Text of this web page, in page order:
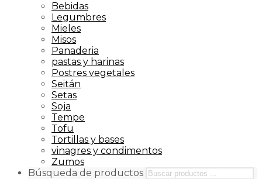
Bebidas
Legumbres
Mieles
Misos
Panaderia
pastas y harinas
Postres vegetales
Seitán
Setas
Soja
Tempe
Tofu
Tortillas y bases
vinagres y condimentos
Zumos
Búsqueda de productos